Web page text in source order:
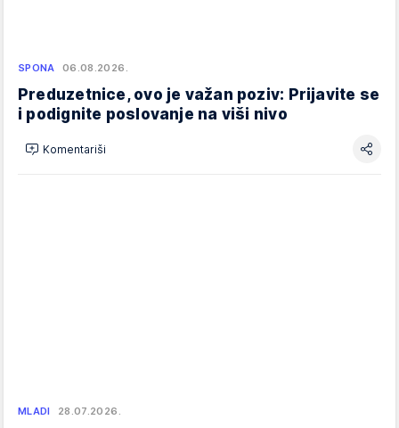
SPONA 06.08.2026.
Preduzetnice, ovo je važan poziv: Prijavite se
i podignite poslovanje na viši nivo
Komentariši
MLADI 28.07.2026.